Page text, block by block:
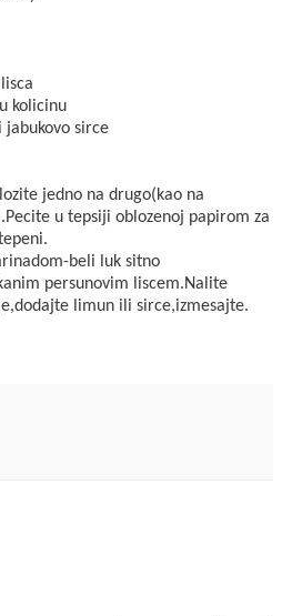
kolicinu
jabukovo sirce
jedno na drugo(kao na
u tepsiji oblozenoj papirom za
beli luk sitno
persunovim liscem.Nalite
limun ili sirce,izmesajte.